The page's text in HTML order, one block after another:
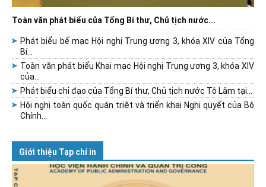
Toàn văn phát biểu của Tổng Bí thư, Chủ tịch nước...
Phát biểu bế mạc Hội nghị Trung ương 3, khóa XIV của Tổng
Bí...
Toàn văn phát biểu Khai mạc Hội nghị Trung ương 3, khóa XIV
của...
Phát biểu chỉ đạo của Tổng Bí thư, Chủ tịch nước Tô Lâm tại...
Hội nghị toàn quốc quán triệt và triển khai Nghị quyết của Bộ
Chính...
Giới thiệu Tạp chí in